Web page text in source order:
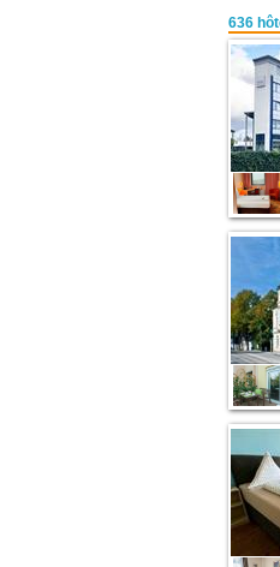
636